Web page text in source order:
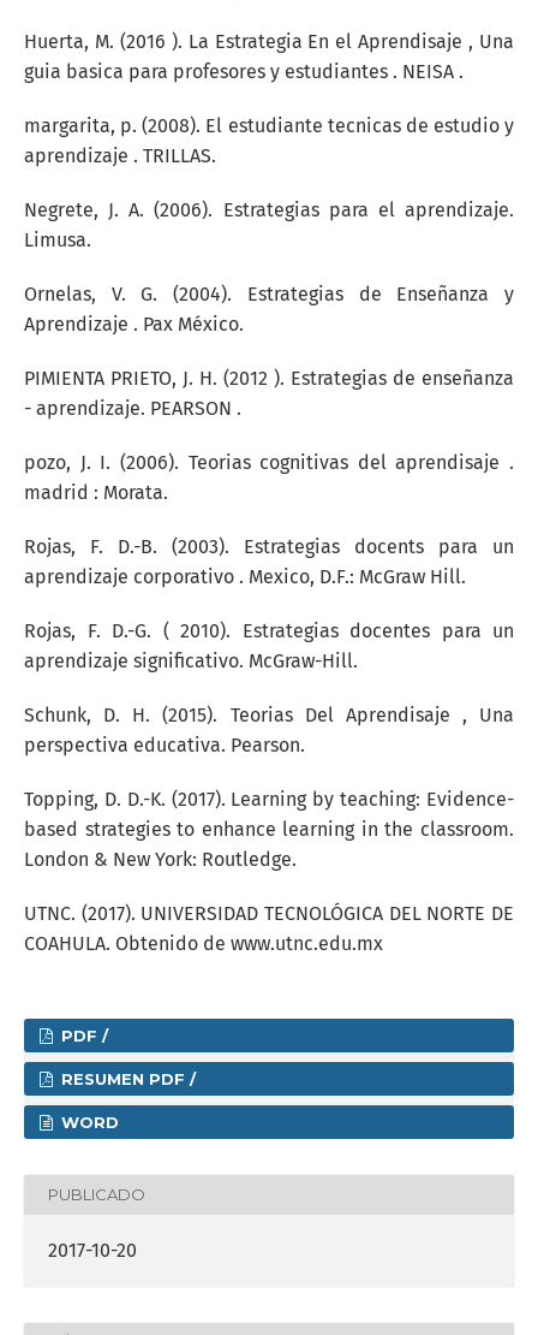
Huerta, M. (2016 ). La Estrategia En el Aprendisaje , Una
guia basica para profesores y estudiantes . NEISA .
margarita, p. (2008). El estudiante tecnicas de estudio y
aprendizaje . TRILLAS.
Negrete, J. A. (2006). Estrategias para el aprendizaje.
Limusa.
Ornelas, V. G. (2004). Estrategias de Enseñanza y
Aprendizaje . Pax México.
PIMIENTA PRIETO, J. H. (2012 ). Estrategias de enseñanza
- aprendizaje. PEARSON .
pozo, J. I. (2006). Teorias cognitivas del aprendisaje .
madrid : Morata.
Rojas, F. D.-B. (2003). Estrategias docents para un
aprendizaje corporativo . Mexico, D.F.: McGraw Hill.
Rojas, F. D.-G. ( 2010). Estrategias docentes para un
aprendizaje significativo. McGraw-Hill.
Schunk, D. H. (2015). Teorias Del Aprendisaje , Una
perspectiva educativa. Pearson.
Topping, D. D.-K. (2017). Learning by teaching: Evidence-
based strategies to enhance learning in the classroom.
London & New York: Routledge.
UTNC. (2017). UNIVERSIDAD TECNOLÓGICA DEL NORTE DE
COAHULA. Obtenido de www.utnc.edu.mx
PDF /
RESUMEN PDF /
WORD
PUBLICADO
2017-10-20